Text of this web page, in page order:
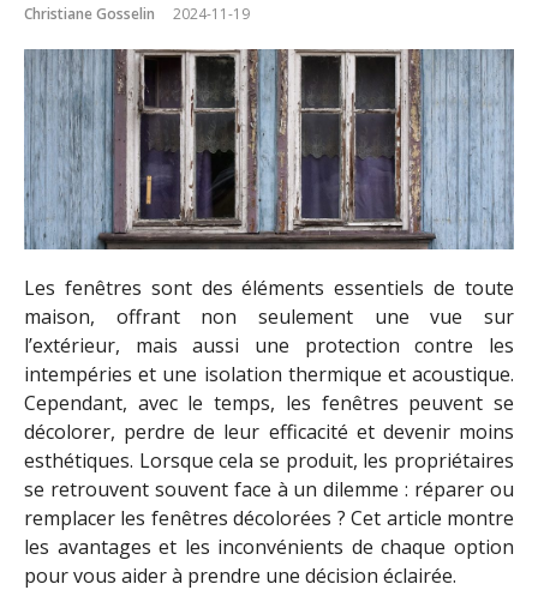
Christiane Gosselin 2024-11-19
Les fenêtres sont des éléments essentiels de toute
maison, offrant non seulement une vue sur
l’extérieur, mais aussi une protection contre les
intempéries et une isolation thermique et acoustique.
Cependant, avec le temps, les fenêtres peuvent se
décolorer, perdre de leur efficacité et devenir moins
esthétiques. Lorsque cela se produit, les propriétaires
se retrouvent souvent face à un dilemme : réparer ou
remplacer les fenêtres décolorées ? Cet article montre
les avantages et les inconvénients de chaque option
pour vous aider à prendre une décision éclairée.